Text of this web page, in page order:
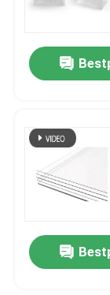
PETG-Harz
Winkel- des
Winkel- des